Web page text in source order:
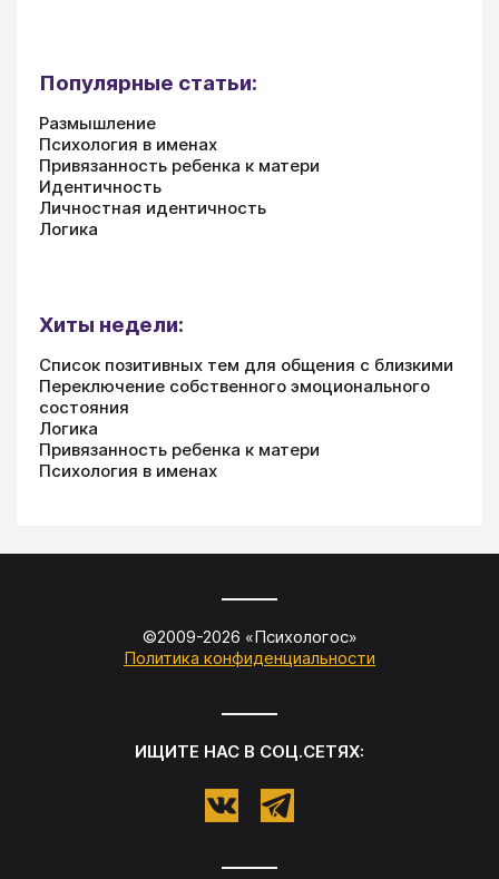
Популярные статьи:
Размышление
Психология в именах
Привязанность ребенка к матери
Идентичность
Личностная идентичность
Логика
Хиты недели:
Список позитивных тем для общения с близкими
Переключение собственного эмоционального
состояния
Логика
Привязанность ребенка к матери
Психология в именах
©2009-2026 «Психологос»
Политика конфиденциальности
ИЩИТЕ НАС В СОЦ.СЕТЯХ: